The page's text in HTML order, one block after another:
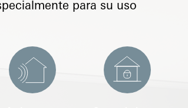
para su uso